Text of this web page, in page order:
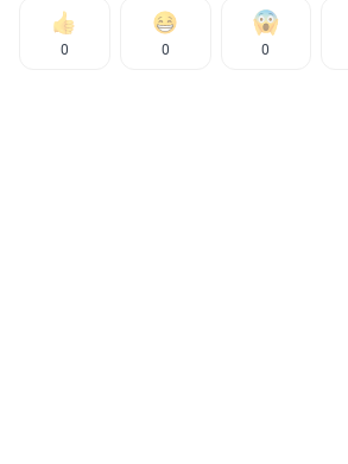
0 0 0